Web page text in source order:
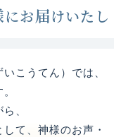
にお届けいたし
こうてん）では、
、
て、神様のお声・